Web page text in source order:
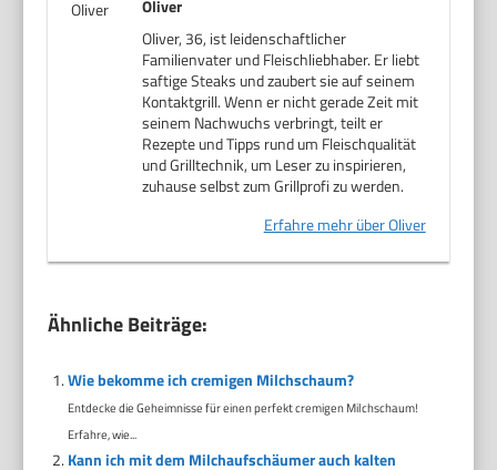
Oliver
Oliver, 36, ist leidenschaftlicher
Familienvater und Fleischliebhaber. Er liebt
saftige Steaks und zaubert sie auf seinem
Kontaktgrill. Wenn er nicht gerade Zeit mit
seinem Nachwuchs verbringt, teilt er
Rezepte und Tipps rund um Fleischqualität
und Grilltechnik, um Leser zu inspirieren,
zuhause selbst zum Grillprofi zu werden.
Erfahre mehr über Oliver
Ähnliche Beiträge:
Wie bekomme ich cremigen Milchschaum?
Entdecke die Geheimnisse für einen perfekt cremigen Milchschaum!
Erfahre, wie...
Kann ich mit dem Milchaufschäumer auch kalten